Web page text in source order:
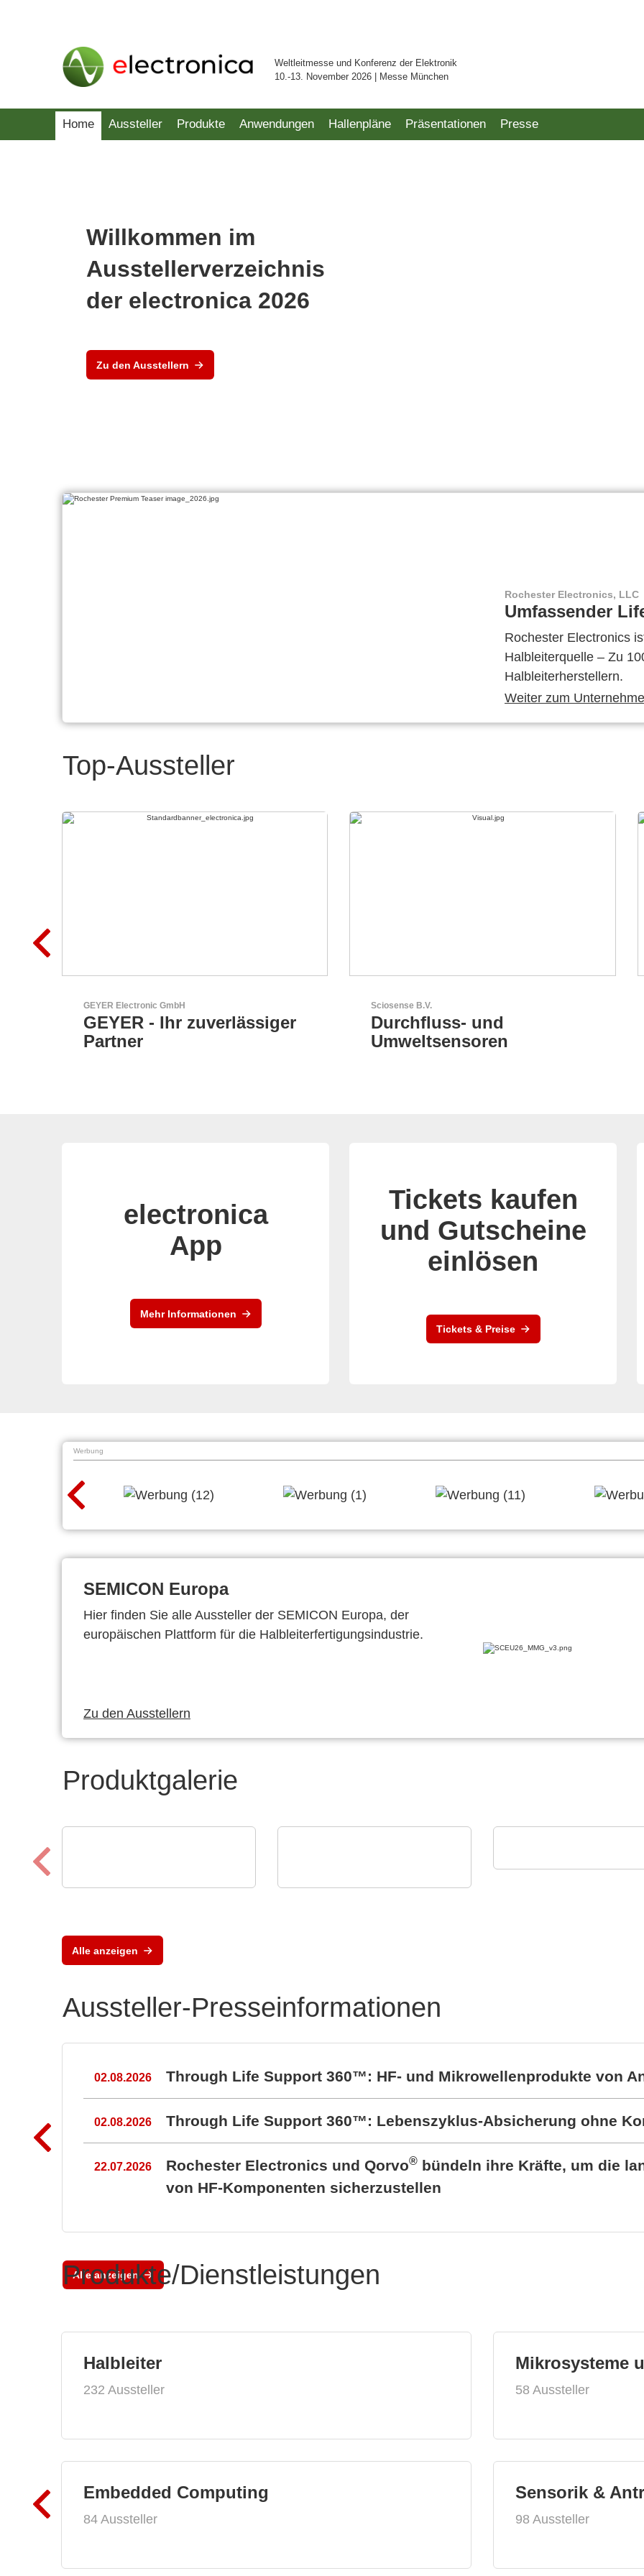
Weltleitmesse und Konferenz der Elektronik
10.-13. November 2026 | Messe München
Home Aussteller Produkte Anwendungen Hallenpläne Präsentationen Presse
Willkommen im
Ausstellerverzeichnis
der electronica 2026
Zu den Ausstellern
Rochester Electronics, LLC
Umfassender
Rochester Electronics
Halbleiterquelle – Zu
Halbleiterherstellern.
Weiter zum
Top-Aussteller
Sciosense B.V.
Durchfluss- und
Umweltsensoren
Aker Technology Co., Ltd.
AKER: Wo Präzision auf
Zuverlässigkeit trifft
electronica
App
Mehr Informationen
Tickets kaufen
und Gutscheine
einlösen
Tickets & Preise
Werbung
SEMICON Europa
Hier finden Sie alle Aussteller der SEMICON Europa, der
europäischen Plattform für die Halbleiterfertigungsindustrie.
Zu den Ausstellern
Produktgalerie
Alle anzeigen
Aussteller-Presseinformationen
02.08.2026 Through Life Support 360™: HF- und Mikrowellenprodukte von
02.08.2026 Through Life Support 360™: Lebenszyklus-Absicherung ohne
22.07.2026 Rochester Electronics und Qorvo® bündeln ihre Kräfte, um die
von HF-Komponenten sicherzustellen
Alle anzeigen
Produkte/Dienstleistungen
Halbleiter
232 Aussteller
Embedded Computing
84 Aussteller
Mikrosysteme
58 Aussteller
Sensorik &
98 Aussteller